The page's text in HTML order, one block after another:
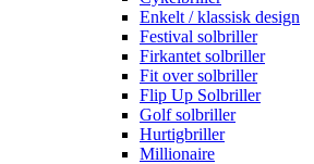
Enkelt / klassisk design
Festival solbriller
Firkantet solbriller
Fit over solbriller
Flip Up Solbriller
Golf solbriller
Hurtigbriller
Millionaire